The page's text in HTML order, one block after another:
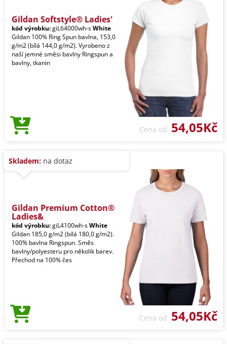
Gildan Softstyle® Ladies'
kód výrobku:giL64000wh-sWhite
Gildan 100% Ring Spun bavlna, 153,0
g/m2 (bílá 144,0 g/m2). Vyrobeno z
naší jemné směsi bavlny Ringspun a
bavlny, tkanin
Cena od 54,05Kč
Skladem: na dotaz
Gildan Premium Cotton®
Ladies&
kód výrobku:giL4100wh-sWhite
Gildan 185,0 g/m2 (bílá 180,0 g/m2).
100% bavlna Ringspun. Směs
bavlny/polyesteru pro několik barev.
Přechod na 100% čes
Cena od 54,05Kč